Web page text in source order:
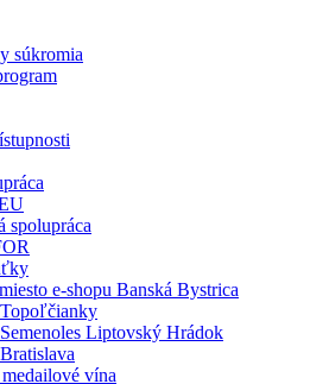
súkromia
spolupráca
e-shopu Banská Bystrica
Liptovský Hrádok
vína